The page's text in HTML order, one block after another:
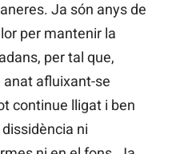
Ja són anys de
per mantenir la
per tal que,
anat afluixant-se
continue lligat i ben
ni